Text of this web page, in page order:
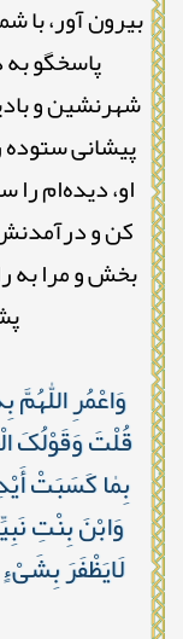
بیرون آور، با
پاسخگو
شهرنشین و
پیشانی ستوده
او، دیده‌ام
کن و
بخش و مرا به
وَاعْمُرِ
قُلْتَ وَقَوْلُکَ
بِمٰا کَسَبَتْ
وَابْنَ بِنْتِ
لَایَظْفَرَ